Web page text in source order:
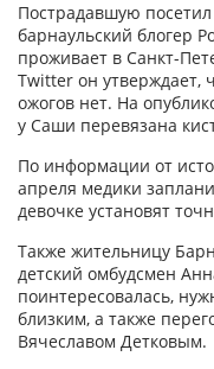
Пострадавшую
барнаульский блогер
проживает в Санкт-
Twitter он утверждает,
ожогов нет. На
у Саши перевязана
По информации от
апреля медики
девочке установят
Также жительницу
детский омбудсмен
поинтересовалась,
близким, а также
Вячеславом Детковым.